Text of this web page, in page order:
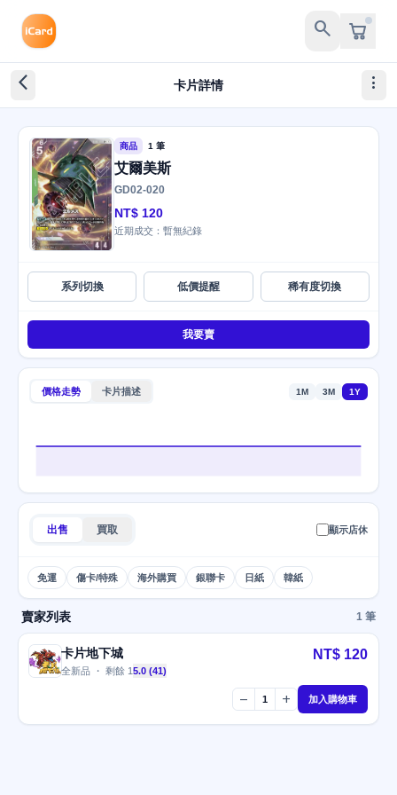
search
arrow_back_ios_new 卡片詳情 more_vert
商品 1 筆
艾爾美斯
GD02-020
NT$ 120
近期成交：暫無紀錄
系列切換 低價提醒 稀有度切換
我要賣
價格走勢 卡片描述 1M 3M 1Y
出售 買取 顯示店休
免運 傷卡/特殊 海外購買 銀聯卡 日紙 韓紙
賣家列表 1 筆
卡片地下城
全新品 ・ 剩餘 15.0 (41)
NT$ 120
remove 1 add 加入購物車